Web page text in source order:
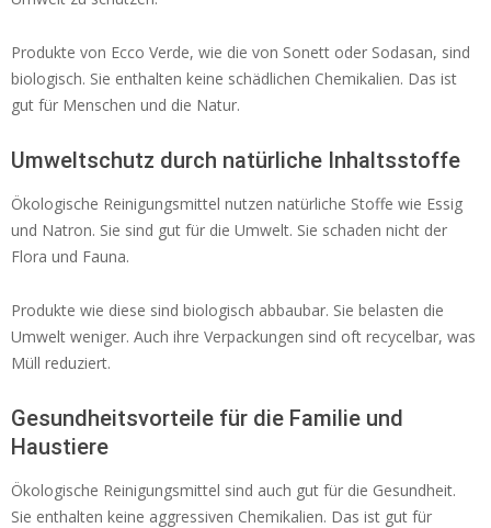
Produkte von Ecco Verde, wie die von Sonett oder Sodasan, sind
biologisch. Sie enthalten keine schädlichen Chemikalien. Das ist
gut für Menschen und die Natur.
Umweltschutz durch natürliche Inhaltsstoffe
Ökologische Reinigungsmittel nutzen natürliche Stoffe wie Essig
und Natron. Sie sind gut für die Umwelt. Sie schaden nicht der
Flora und Fauna.
Produkte wie diese sind biologisch abbaubar. Sie belasten die
Umwelt weniger. Auch ihre Verpackungen sind oft recycelbar, was
Müll reduziert.
Gesundheitsvorteile für die Familie und
Haustiere
Ökologische Reinigungsmittel sind auch gut für die Gesundheit.
Sie enthalten keine aggressiven Chemikalien. Das ist gut für